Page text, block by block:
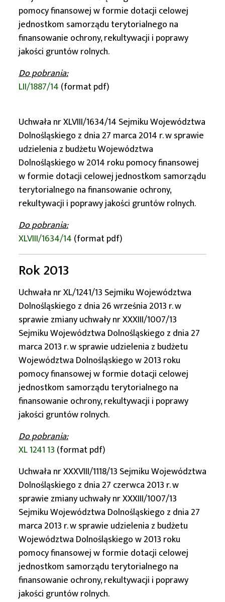
pomocy finansowej w formie dotacji celowej
jednostkom samorządu terytorialnego na
finansowanie ochrony, rekultywacji i poprawy
jakości gruntów rolnych.
Do pobrania:
LII/1887/14 (format pdf)
Uchwała nr XLVIII/1634/14 Sejmiku Województwa
Dolnośląskiego z dnia 27 marca 2014 r. w sprawie
udzielenia z budżetu Województwa
Dolnośląskiego w 2014 roku pomocy finansowej
w formie dotacji celowej jednostkom samorządu
terytorialnego na finansowanie ochrony,
rekultywacji i poprawy jakości gruntów rolnych.
Do pobrania:
XLVIII/1634/14 (format pdf)
Rok 2013
Uchwała nr XL/1241/13 Sejmiku Województwa
Dolnośląskiego z dnia 26 września 2013 r. w
sprawie zmiany uchwały nr XXXIII/1007/13
Sejmiku Województwa Dolnośląskiego z dnia 27
marca 2013 r. w sprawie udzielenia z budżetu
Województwa Dolnośląskiego w 2013 roku
pomocy finansowej w formie dotacji celowej
jednostkom samorządu terytorialnego na
finansowanie ochrony, rekultywacji i poprawy
jakości gruntów rolnych.
Do pobrania:
XL 1241 13 (format pdf)
Uchwała nr XXXVIII/1118/13 Sejmiku Województwa
Dolnośląskiego z dnia 27 czerwca 2013 r. w
sprawie zmiany uchwały nr XXXIII/1007/13
Sejmiku Województwa Dolnośląskiego z dnia 27
marca 2013 r. w sprawie udzielenia z budżetu
Województwa Dolnośląskiego w 2013 roku
pomocy finansowej w formie dotacji celowej
jednostkom samorządu terytorialnego na
finansowanie ochrony, rekultywacji i poprawy
jakości gruntów rolnych.